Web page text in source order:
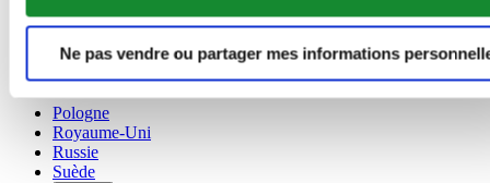
Ne pas vendre ou partager mes informations
English
Norvège
Pays-Bas
Pologne
Royaume-Uni
Russie
Suède